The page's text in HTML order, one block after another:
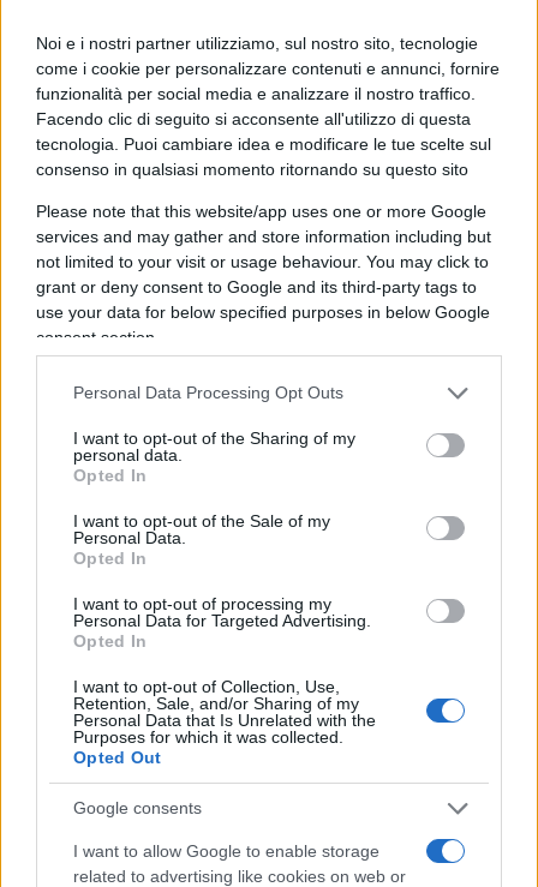
Noi e i nostri partner utilizziamo, sul nostro sito, tecnologie
come i cookie per personalizzare contenuti e annunci, fornire
funzionalità per social media e analizzare il nostro traffico.
Facendo clic di seguito si acconsente all'utilizzo di questa
tecnologia. Puoi cambiare idea e modificare le tue scelte sul
consenso in qualsiasi momento ritornando su questo sito
Please note that this website/app uses one or more Google
services and may gather and store information including but
not limited to your visit or usage behaviour. You may click to
grant or deny consent to Google and its third-party tags to
use your data for below specified purposes in below Google
consent section.
Personal Data Processing Opt Outs
I want to opt-out of the Sharing of my
personal data.
Opted In
I want to opt-out of the Sale of my
Personal Data.
Opted In
I want to opt-out of processing my
Personal Data for Targeted Advertising.
Opted In
I want to opt-out of Collection, Use,
Retention, Sale, and/or Sharing of my
Personal Data that Is Unrelated with the
Purposes for which it was collected.
Opted Out
Google consents
I want to allow Google to enable storage
related to advertising like cookies on web or
Ciò che distingue Trump dai suoi predecessori è la
brutalità con cui rende palese questa logica di
potere. Il pragmatismo ostentato della sua politica
lo porta a dichiarazioni e atteggiamenti che
vorrebbero normalizzare proposte surreali, come
ribattezzare il Golfo del Messico,annettere la
Groenlandia o trasformare Gaza in un resort
previo trasferimento altrove di milioni di abitanti.
che l’Europa non può prescindere dagli Stati
come principale partner strategico. Il
legame transatlantico resta irrinunciabile per la
Tuttavia, è necessario avviare una fase più matura
di questa “amicizia”, fondata sul riconoscimento
della pari dignità dell’Italia e dell’Europa come
non possono più accettare un ruolo
subordinato, ma devono adoperarsi per costruire
un rapporto più equilibrato, basato su un
autentico rispetto reciproco degli interessi